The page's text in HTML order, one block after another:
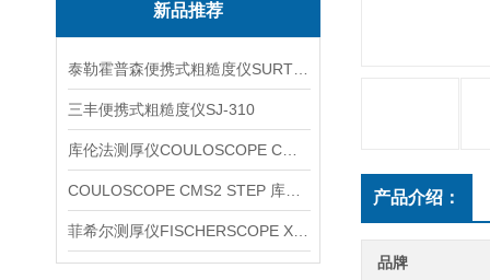
新品推荐
三丰便携式粗糙度仪SJ-310
产品介绍：
品牌